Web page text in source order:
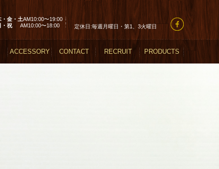
・金・土AM10:00〜19:00
・祝
AM10:00〜18:00 定休日:毎週月曜日・第1、3火曜日
ACCESSORY CONTACT RECRUIT PRODUCTS